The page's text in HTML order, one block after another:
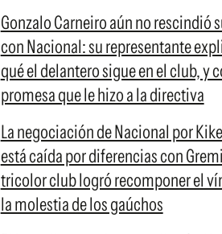
Gonzalo Carneiro aún no rescindió
con Nacional: su representante
qué el delantero sigue en el club, y
promesa que le hizo a la directiva
La negociación de Nacional por
está caída por diferencias con
tricolor club logró recomponer el
la molestia de los gaúchos